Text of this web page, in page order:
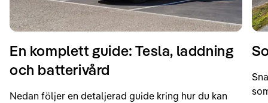
En komplett guide: Tesla, laddning
och batterivård
Nedan följer en detaljerad guide kring hur du kan